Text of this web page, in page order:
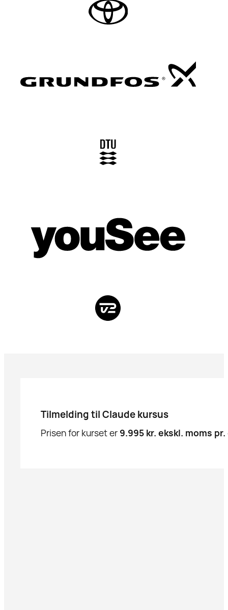
Tilmelding til Claude kursus
Prisen for kurset er 9.995 kr. ekskl. moms